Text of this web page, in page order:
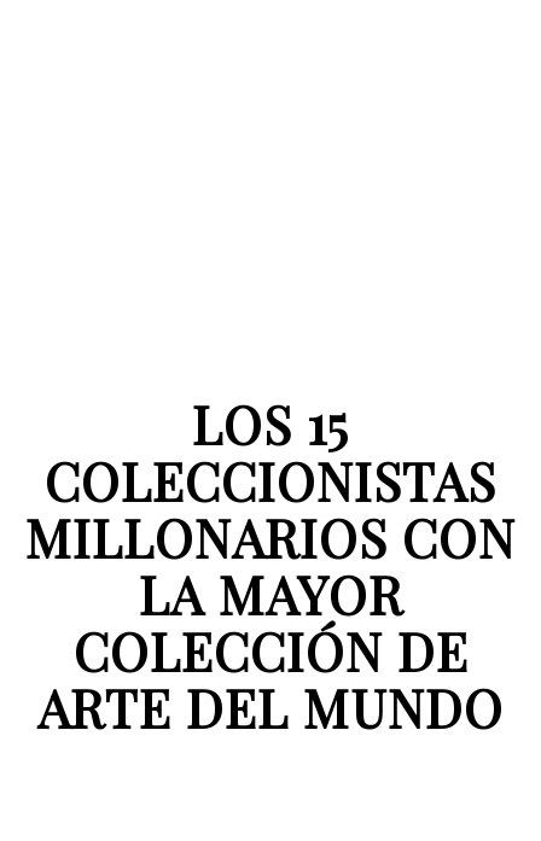
LOS 15
COLECCIONISTAS
MILLONARIOS CON
LA MAYOR
COLECCIÓN DE
ARTE DEL MUNDO